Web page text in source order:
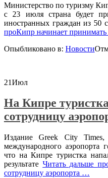
Министерство по туризму
с 23 июля страна будет
иностранных граждан из 50
проКипр начинает принимать
Опыбликовано в: Новости
21Июл
На Кипре
сотрудницу
Издание Greek City
международного
что на Кипре туристка
результате Читать дальше
сотрудницу аэропорта …